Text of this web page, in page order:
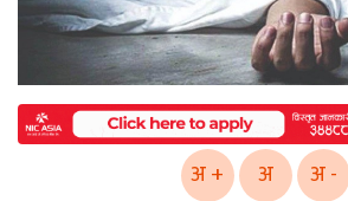
अ + अ अ -